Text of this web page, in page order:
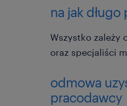
na jak
Wszystko zależy
oraz specjaliści
odmowa
pracodawcy